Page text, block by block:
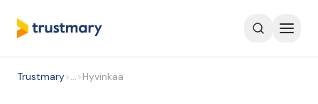
Trustmary>…>Hyvinkää